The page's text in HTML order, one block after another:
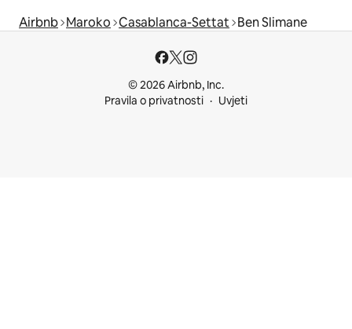
Airbnb Maroko Casablanca-Settat Ben Slimane
© 2026 Airbnb, Inc.
Pravila o privatnosti
Uvjeti